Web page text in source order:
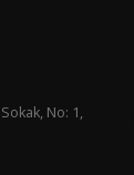
No: 1,